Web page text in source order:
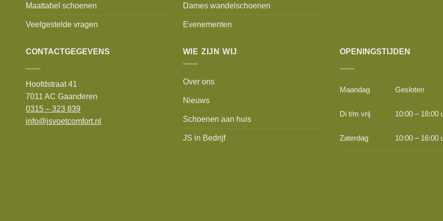
Maattabel schoenen
Veelgestelde vragen
Dames wandelschoenen
Evenementen
CONTACTGEGEVENS
Hoofdstraat 41
7011 AC Gaanderen
0315 – 323 839
info@jsvoetcomfort.nl
WIE ZIJN WIJ
Over ons
Nieuws
Schoenen aan huis
JS in Bedrijf
OPENINGSTIJDEN
Maandag Gesloten
Di t/m vrij 10:00 – 18:00
Zaterdag 10:00 – 16:00